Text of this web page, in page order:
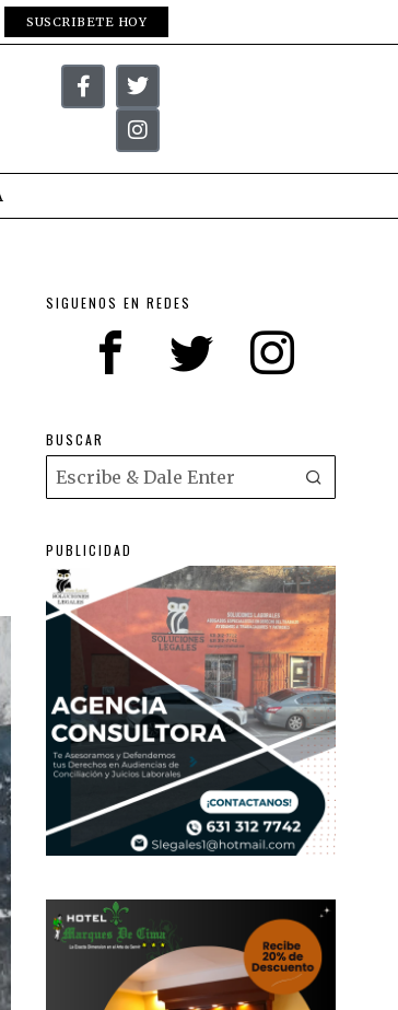
SUSCRIBETE HOY
SIGUENOS EN REDES
BUSCAR
PUBLICIDAD